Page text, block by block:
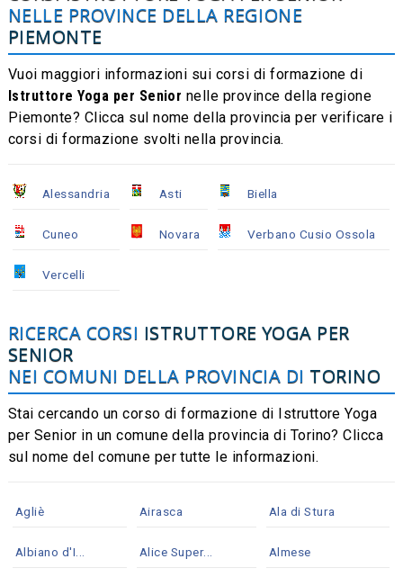
NELLE PROVINCE DELLA REGIONE
PIEMONTE
Vuoi maggiori informazioni sui corsi di formazione di
Istruttore Yoga per Senior nelle province della regione
Piemonte? Clicca sul nome della provincia per verificare i
corsi di formazione svolti nella provincia.
Alessandria Asti Biella
Cuneo Novara Verbano Cusio Ossola
Vercelli
RICERCA CORSI ISTRUTTORE YOGA PER
SENIOR
NEI COMUNI DELLA PROVINCIA DI TORINO
Stai cercando un corso di formazione di Istruttore Yoga
per Senior in un comune della provincia di Torino? Clicca
sul nome del comune per tutte le informazioni.
Agliè Airasca Ala di Stura
Albiano d'I... Alice Super... Almese